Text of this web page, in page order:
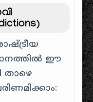
ഈ
താഴെ